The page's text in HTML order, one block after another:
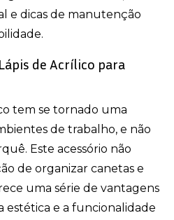
e dicas de manutenção
de Acrílico para
tem se tornado uma
de trabalho, e não
Este acessório não
de organizar canetas e
uma série de vantagens
estética e a funcionalidade